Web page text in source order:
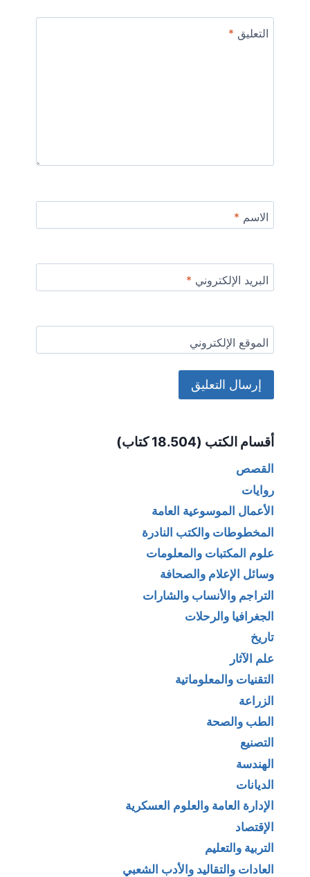
التعليق *
الاسم *
البريد الإلكتروني *
الموقع الإلكتروني
أقسام الكتب (18.504 كتاب)
القصص
روايات
الأعمال الموسوعية العامة
المخطوطات والكتب النادرة
علوم المكتبات والمعلومات
وسائل الإعلام والصحافة
التراجم والأنساب والشارات
الجغرافيا والرحلات
تاريخ
علم الآثار
التقنيات والمعلوماتية
الزراعة
الطب والصحة
التصنيع
الهندسة
الديانات
الإدارة العامة والعلوم العسكرية
الإقتصاد
التربية والتعليم
العادات والتقاليد والأدب الشعبي